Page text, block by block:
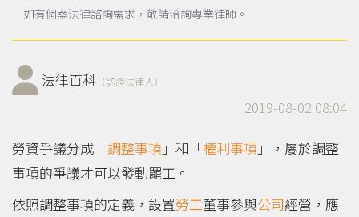
如有個案法律諮詢需求，敬請洽詢專業律師。
法律百科 （認證法律人）
2019-08-02 08:04
勞資爭議分成「調整事項 」和「權利事項 」，屬於調整
事項的爭議才可以發動罷工。
依照調整事項的定義，設置勞工董事參與公司經營，應